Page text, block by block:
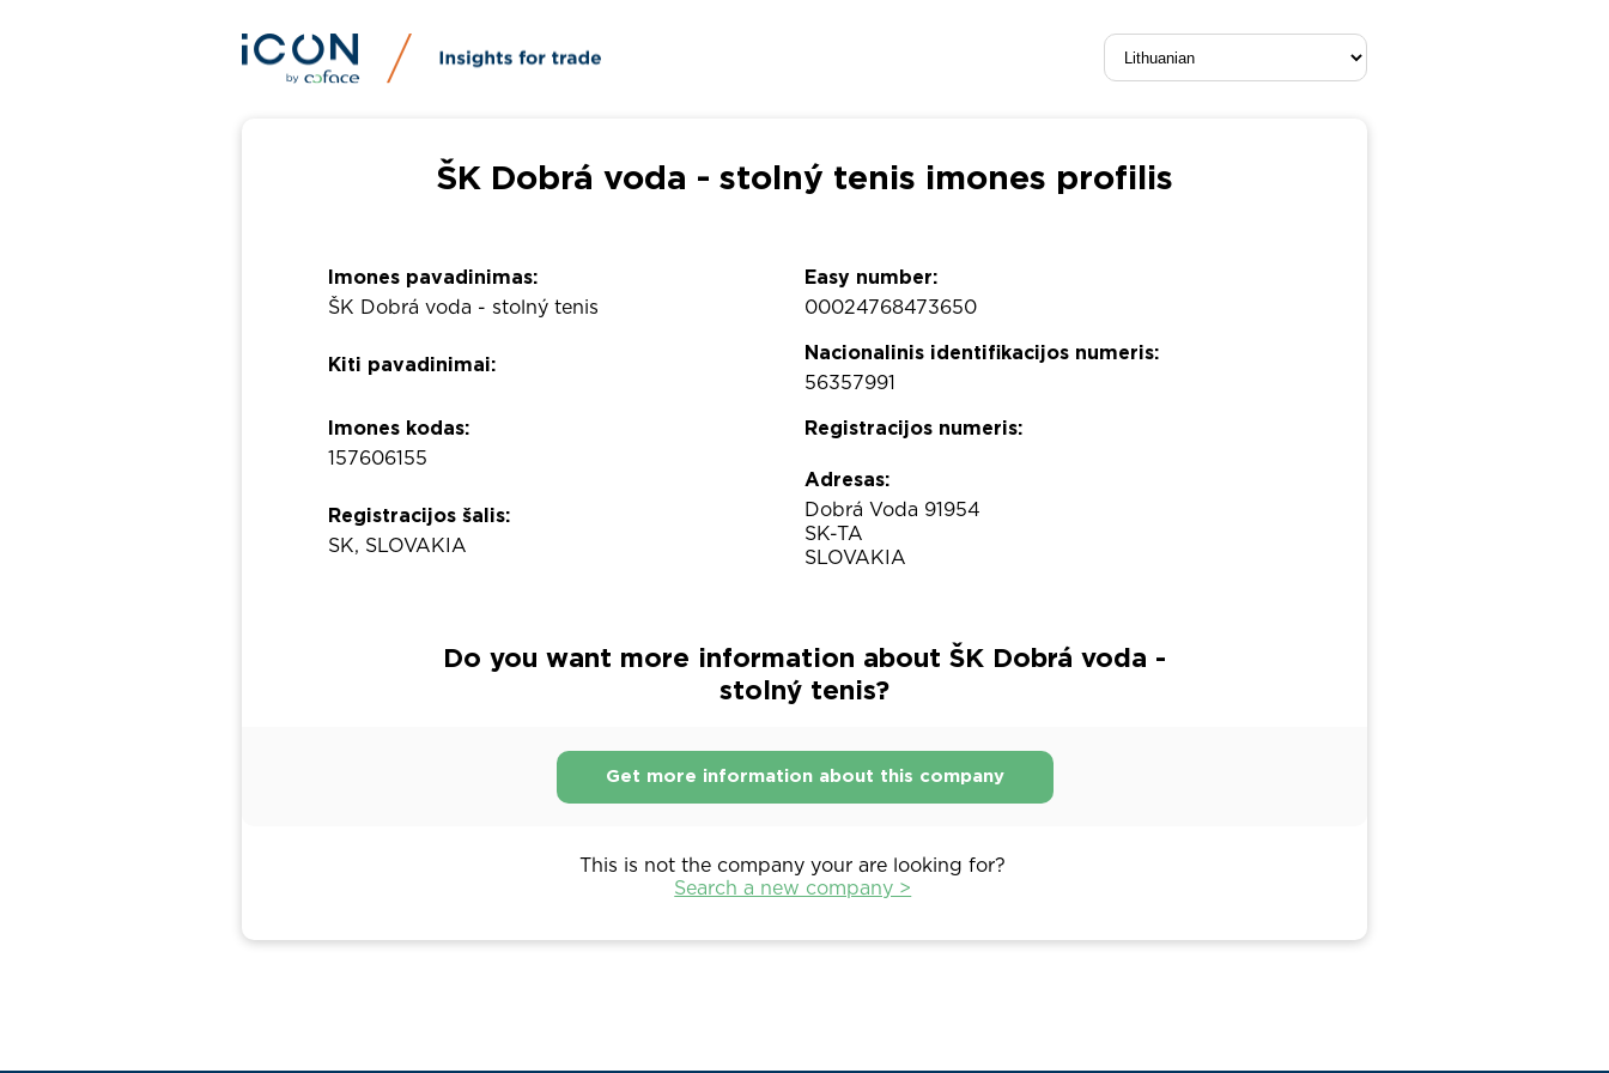
ŠK Dobrá voda - stolný tenis imones profilis
Imones pavadinimas:
ŠK Dobrá voda - stolný tenis
Kiti pavadinimai:
Imones kodas:
157606155
Registracijos šalis:
SK, SLOVAKIA
Easy number:
00024768473650
Nacionalinis identifikacijos numeris:
56357991
Registracijos numeris:
Adresas:
Dobrá Voda 91954
SK-TA
SLOVAKIA
Do you want more information about ŠK Dobrá voda -
stolný tenis?
Get more information about this company
This is not the company your are looking for?
Search a new company >